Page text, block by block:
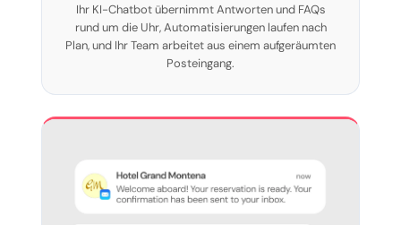
Ihr KI-Chatbot übernimmt Antworten und FAQs
rund um die Uhr, Automatisierungen laufen nach
Plan, und Ihr Team arbeitet aus einem aufgeräumten
Posteingang.